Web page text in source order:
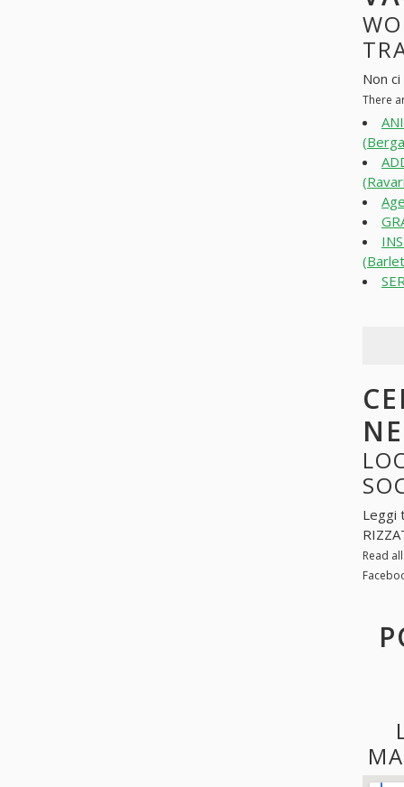
Non
There
Leggi
Read